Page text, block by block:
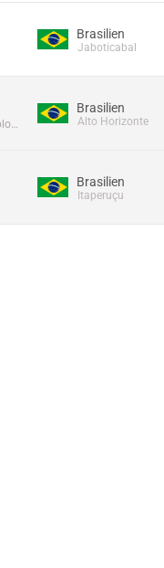
Brasilien
Jaboticabal
Conectiva Telecom Tecnologia Ltda - ME
Brasilien
Alto Horizonte
Brasilien
Itaperuçu